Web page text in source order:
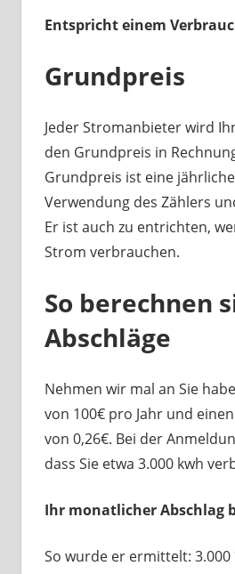
Entspricht einem
Grundpreis
Jeder Stromanbieter wird
den Grundpreis in
Grundpreis ist eine
Verwendung des Zählers
Er ist auch zu entrichten,
Strom verbrauchen.
So berechnen
Abschläge
Nehmen wir mal an Sie
von 100€ pro Jahr und
von 0,26€. Bei der
dass Sie etwa 3.000 kwh
Ihr monatlicher Abschlag
So wurde er ermittelt: 3.000